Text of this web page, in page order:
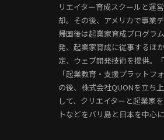
リエイター育成スクールと運
却。その後、アメリカで事業
帰国後は起業家育成プログラ
発、起業家育成に従事するほ
定、ウェブ開発技術を提供。
「起業教育・支援プラットフ
の後、株式会社QUONを立ち
して、クリエイターと起業家
トなどをバリ島と日本を中心に